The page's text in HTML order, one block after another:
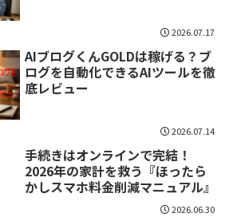
2026.07.17
AIブログくんGOLDは稼げる？ブ
ログを自動化できるAIツールを徹
底レビュー
2026.07.14
手続きはオンラインで完結！
2026年の家計を救う『ほったら
かしスマホ料金削減マニュアル』
2026.06.30